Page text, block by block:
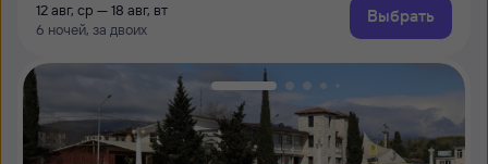
12 авг, ср — 18 авг, вт
6 ночей, за двоих
Выбрать